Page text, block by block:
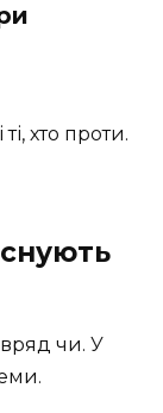
хто проти.
чи. У